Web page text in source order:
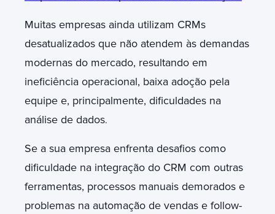
Muitas empresas ainda utilizam CRMs
desatualizados que não atendem às demandas
modernas do mercado, resultando em
ineficiência operacional, baixa adoção pela
equipe e, principalmente, dificuldades na
análise de dados.
Se a sua empresa enfrenta desafios como
dificuldade na integração do CRM com outras
ferramentas, processos manuais demorados e
problemas na automação de vendas e follow-